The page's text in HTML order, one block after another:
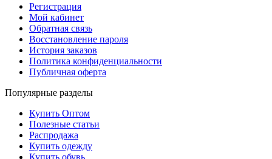
Регистрация
Мой кабинет
Обратная связь
Восстановление пароля
История заказов
Политика конфиденциальности
Публичная оферта
Популярные разделы
Купить Оптом
Полезные статьи
Распродажа
Купить одежду
Купить обувь